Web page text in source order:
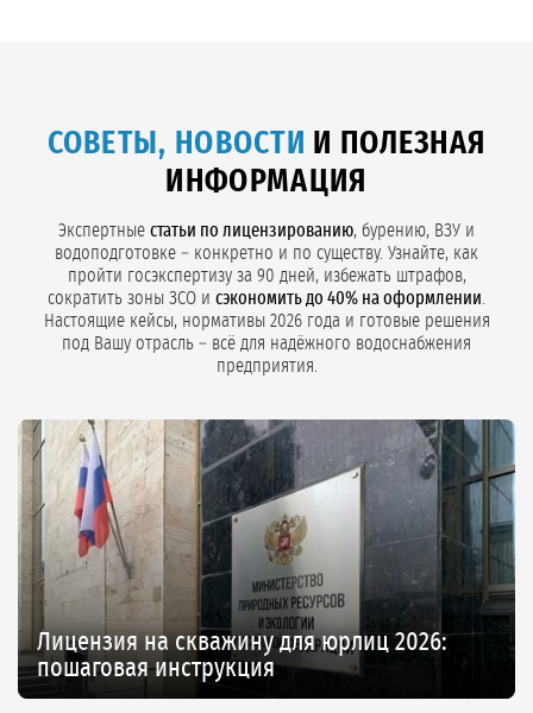
СОВЕТЫ, НОВОСТИ И ПОЛЕЗНАЯ
ИНФОРМАЦИЯ
Экспертные статьи по лицензированию, бурению, ВЗУ и
водоподготовке – конкретно и по существу. Узнайте, как
пройти госэкспертизу за 90 дней, избежать штрафов,
сократить зоны ЗСО и сэкономить до 40% на оформлении
Настоящие кейсы, нормативы 2026 года и готовые решения
под Вашу отрасль – всё для надёжного водоснабжения
предприятия.
Лицензия на скважину для юрлиц 2026:
пошаговая инструкция